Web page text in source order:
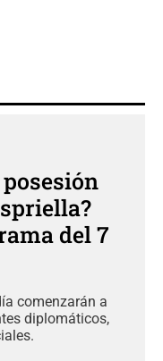
del 7
comenzarán a
diplomáticos,